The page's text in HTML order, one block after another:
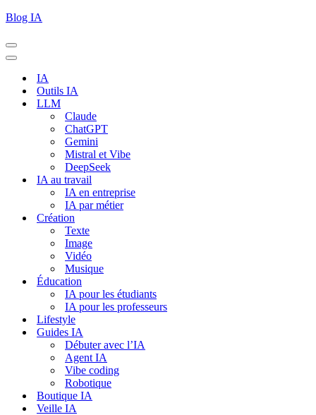
Blog IA
Menu
de
Menu
navigation
IA
Outils IA
LLM
Claude
ChatGPT
Gemini
Mistral et Vibe
DeepSeek
IA au travail
IA en entreprise
IA par métier
Création
Texte
Image
Vidéo
Musique
Éducation
IA pour les étudiants
IA pour les professeurs
Lifestyle
Guides IA
Débuter avec l’IA
Agent IA
Vibe coding
Robotique
Boutique IA
Veille IA